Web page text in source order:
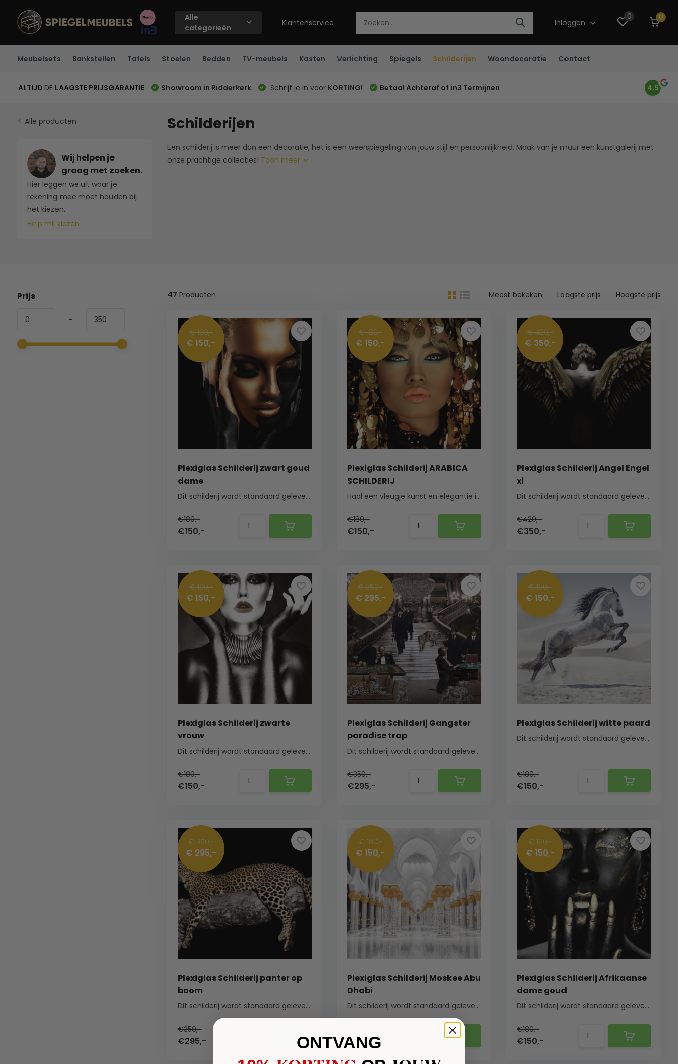
Alle
categorieën
Klantenservice Inloggen
0 0
Meubelsets Bankstellen Tafels Stoelen Bedden TV-meubels Kasten Verlichting Spiegels Schilderijen Woondecoratie Contact
ALTIJD DE LAAGSTE PRIJSGARANTIE Showroom in Ridderkerk Schrijf je in voor KORTING! Betaal Achteraf of in3 Termijnen 4,5
Alle producten
Wij helpen je
graag met zoeken.
Hier leggen we uit waar je
rekening mee moet houden bij
het kiezen.
Help mij kiezen
Schilderijen
Een schilderij is meer dan een decoratie; het is een weerspiegeling van jouw stijl en persoonlijkheid. Maak van je muur een kunstgalerij met
onze prachtige collecties! Toon meer
Prijs
-
47 Producten Meest bekeken Laagste prijs Hoogste prijs
€ 180,-
€ 150,-
Plexiglas Schilderij zwart goud
dame
Dit schilderij wordt standaard geleverd met een ...
€180,-
€150,-
€ 180,-
€ 150,-
Plexiglas Schilderij ARABICA
SCHILDERIJ
Haal een vleugje kunst en elegantie in huis met ...
€180,-
€150,-
€ 420,-
€ 350,-
Plexiglas Schilderij Angel Engel
xl
Dit schilderij wordt standaard geleverd met een ...
€420,-
€350,-
€ 180,-
€ 150,-
Plexiglas Schilderij zwarte
vrouw
Dit schilderij wordt standaard geleverd met een ...
€180,-
€150,-
€ 350,-
€ 295,-
Plexiglas Schilderij Gangster
paradise trap
Dit schilderij wordt standaard geleverd met een ...
€350,-
€295,-
€ 180,-
€ 150,-
Plexiglas Schilderij witte paard
Dit schilderij wordt standaard geleverd met een ...
€180,-
€150,-
€ 350,-
€ 295,-
Plexiglas Schilderij panter op
boom
Dit schilderij wordt standaard geleverd met een ...
€350,-
€295,-
€ 180,-
€ 150,-
Plexiglas Schilderij Moskee Abu
Dhabi
Dit schilderij wordt standaard geleverd met een ...
€150,-
€ 180,-
€ 150,-
Plexiglas Schilderij Afrikaanse
dame goud
Dit schilderij wordt standaard geleverd met een ...
€180,-
€150,-
ONTVANG